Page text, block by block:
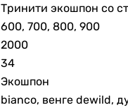
Тринити экошпон со
600, 700, 800, 900
2000
34
Экошпон
bianco, венге dewild,